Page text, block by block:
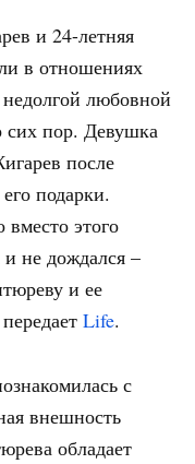
и 24-летняя
в отношениях
любовной
сих пор. Девушка
после
подарки.
вместо этого
и не дождался –
и ее
Life.
с
внешность
обладает